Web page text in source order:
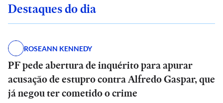
Destaques do dia
ROSEANN KENNEDY
PF pede abertura de inquérito para apurar
acusação de estupro contra Alfredo Gaspar, que
já negou ter cometido o crime